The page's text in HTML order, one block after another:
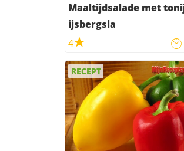
Maaltijdsalade met tonijn en
ijsbergsla
4
RECEPT